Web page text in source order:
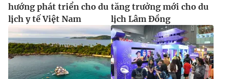
hướng phát triển cho du
lịch y tế Việt Nam
tăng trưởng mới cho du
lịch Lâm Đồng